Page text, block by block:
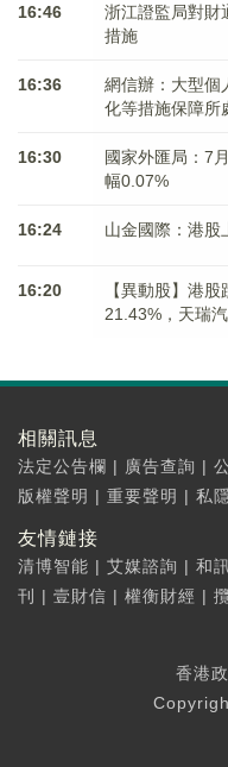
16:46
浙江證監局對財
措施
16:36
網信辦：大型個
化等措施保障所
16:30
國家外匯局：7
幅0.07%
16:24 山金國際：港股
16:20
【異動股】港
21.43%，天瑞
相關訊息
法定公告欄 | 廣告查詢 |
版權聲明 | 重要聲明 | 私
友情鏈接
清博智能 | 艾媒諮詢 | 和
刊
| 壹財信 | 權衡財經 |
香港